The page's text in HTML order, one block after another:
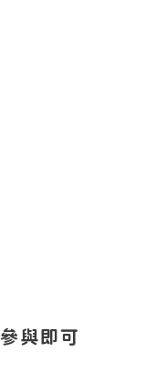
與即可